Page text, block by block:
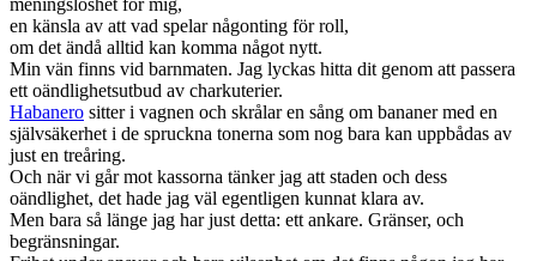
en känsla av att vad spelar någonting för roll,
om det ändå alltid kan komma något nytt.
Min vän finns vid barnmaten. Jag lyckas hitta dit genom att passera
ett oändlighetsutbud av charkuterier.
Habanero sitter i vagnen och skrålar en sång om bananer med en
självsäkerhet i de spruckna tonerna som nog bara kan uppbådas av
just en treåring.
Och när vi går mot kassorna tänker jag att staden och dess
oändlighet, det hade jag väl egentligen kunnat klara av.
Men bara så länge jag har just detta: ett ankare. Gränser, och
begränsningar.